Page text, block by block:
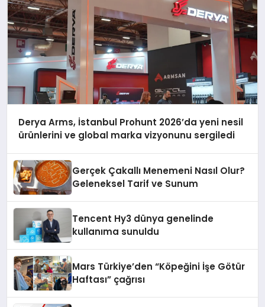
Derya Arms, İstanbul Prohunt 2026’da yeni nesil
ürünlerini ve global marka vizyonunu sergiledi
Gerçek Çakallı Menemeni Nasıl Olur?
Geleneksel Tarif ve Sunum
Tencent Hy3 dünya genelinde
kullanıma sunuldu
Mars Türkiye’den “Köpeğini İşe Götür
Haftası” çağrısı